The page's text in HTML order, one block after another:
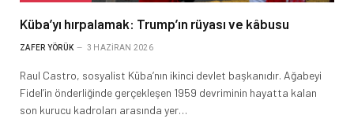
Küba’yı hırpalamak: Trump’ın rüyası ve kâbusu
ZAFER YÖRÜK 3 HAZIRAN 2026
Raul Castro, sosyalist Küba’nın ikinci devlet başkanıdır. Ağabeyi
Fidel’in önderliğinde gerçekleşen 1959 devriminin hayatta kalan
son kurucu kadroları arasında yer…